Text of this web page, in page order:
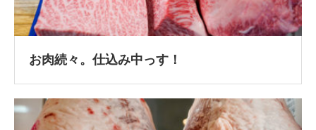
お肉続々。仕込み中っす！